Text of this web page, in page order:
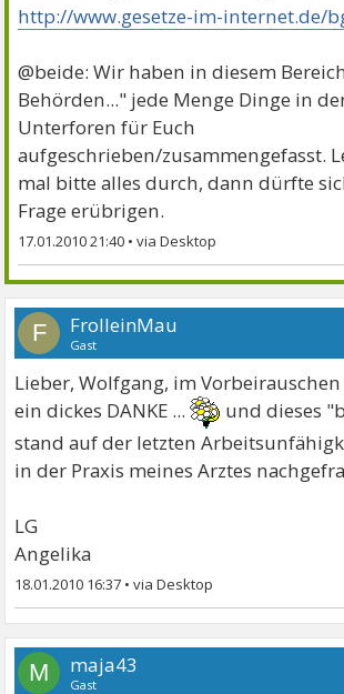
http://www.gesetze-im-internet.de/
@beide: Wir haben in diesem
Behörden..." jede Menge Dinge in
Unterforen für Euch
aufgeschrieben/zusammengefasst.
mal bitte alles durch, dann dürfte
Frage erübrigen.
17.01.2010 21:40 •
F FrolleinMau
Gast
Lieber, Wolfgang, im
ein dickes DANKE ...
und dieses
stand auf der letzten
in der Praxis meines Arztes
LG
Angelika
18.01.2010 16:37 •
M maja43
Gast